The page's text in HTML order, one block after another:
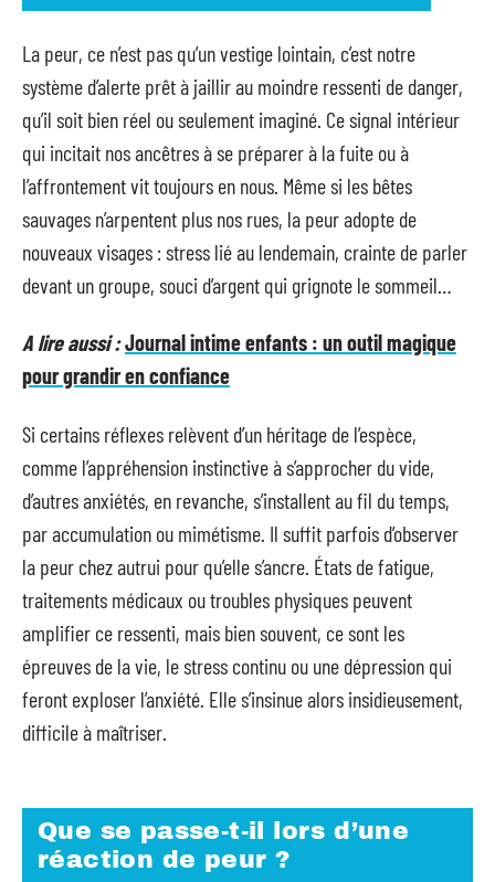
La peur, ce n’est pas qu’un vestige lointain, c’est notre
système d’alerte prêt à jaillir au moindre ressenti de danger,
qu’il soit bien réel ou seulement imaginé. Ce signal intérieur
qui incitait nos ancêtres à se préparer à la fuite ou à
l’affrontement vit toujours en nous. Même si les bêtes
sauvages n’arpentent plus nos rues, la peur adopte de
nouveaux visages : stress lié au lendemain, crainte de parler
devant un groupe, souci d’argent qui grignote le sommeil…
A lire aussi :Journal intime enfants : un outil magique
pour grandir en confiance
Si certains réflexes relèvent d’un héritage de l’espèce,
comme l’appréhension instinctive à s’approcher du vide,
d’autres anxiétés, en revanche, s’installent au fil du temps,
par accumulation ou mimétisme. Il suffit parfois d’observer
la peur chez autrui pour qu’elle s’ancre. États de fatigue,
traitements médicaux ou troubles physiques peuvent
amplifier ce ressenti, mais bien souvent, ce sont les
épreuves de la vie, le stress continu ou une dépression qui
feront exploser l’anxiété. Elle s’insinue alors insidieusement,
difficile à maîtriser.
Que se passe-t-il lors d’une
réaction de peur ?